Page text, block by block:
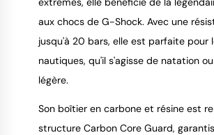
aux chocs de G-Shock. Avec une
jusqu'à 20 bars, elle est parfaite pour
nautiques, qu'il s'agisse de natation
légère.
Son boîtier en carbone et résine est
structure Carbon Core Guard,